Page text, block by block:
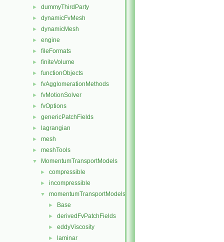
► dummyThirdParty
► dynamicFvMesh
► dynamicMesh
► engine
► fileFormats
► finiteVolume
► functionObjects
► fvAgglomerationMethods
► fvMotionSolver
► fvOptions
► genericPatchFields
► lagrangian
► mesh
► meshTools
▼ MomentumTransportModels
► compressible
► incompressible
▼ momentumTransportModels
► Base
► derivedFvPatchFields
► eddyViscosity
► laminar